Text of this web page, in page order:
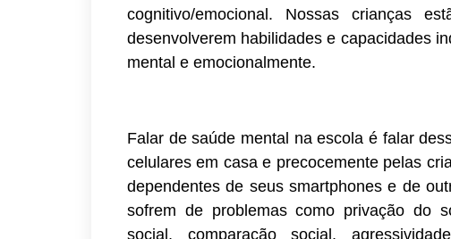
cognitivo/emocional. Nossas crianças
desenvolverem habilidades e capacidades
mental e emocionalmente.
Falar de saúde mental na escola é falar
celulares em casa e precocemente pelas
dependentes de seus smartphones e de
sofrem de problemas como privação do
social, comparação social,